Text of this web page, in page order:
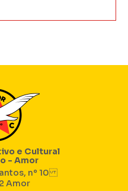
e Cultural
- Amor
nº 10
Amor